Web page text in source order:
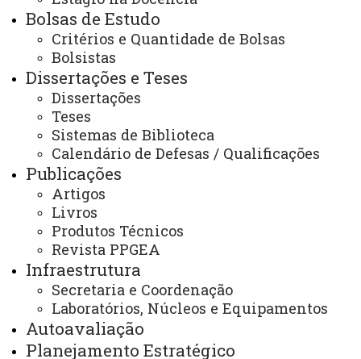
Bolsas de Estudo
Critérios e Quantidade de Bolsas
Bolsistas
Dissertações e Teses
Dissertações
Teses
Sistemas de Biblioteca
Calendário de Defesas / Qualificações
Publicações
Artigos
Livros
Produtos Técnicos
Revista PPGEA
Infraestrutura
Secretaria e Coordenação
Laboratórios, Núcleos e Equipamentos
Autoavaliação
Planejamento Estratégico
Você está aqui:Unioeste
PPGEA - Pós Graduação em Engenharia de Energia
na Agricultura - Cascavel
Editais
Bolsas de Estudo
Edital Nº 26/2025-PPGEA - Inscrição para seleção
interna de discentes do PPGEA, candidatos a bolsas
de estudos para o segundo semestre do ano letivo de
2025
ACESSE
Acesso Restrito (Editores do Portal)
Arquivo Virtual
Bibliotecas